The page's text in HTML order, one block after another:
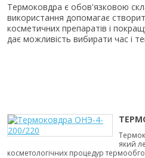
Термоковдра є обов'язковою
використання допомагає
косметичних препаратів і
дає можливість вибирати час і
який
косметологічних процедур